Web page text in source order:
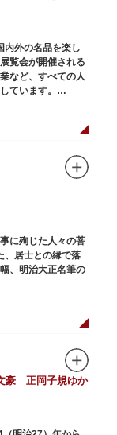
内外の名品を楽し
覧会が開催される
など、すべての人
ています。
ス張りのレストラ
を眺めることがで
ケジュールや観覧
しめる託児サービ
る授乳室、ミルク
す。
巨匠・前川國男の
に殉じた人々の菩
、居士との縁で落
、明治大正名筆の
豪 正岡子規ゆか